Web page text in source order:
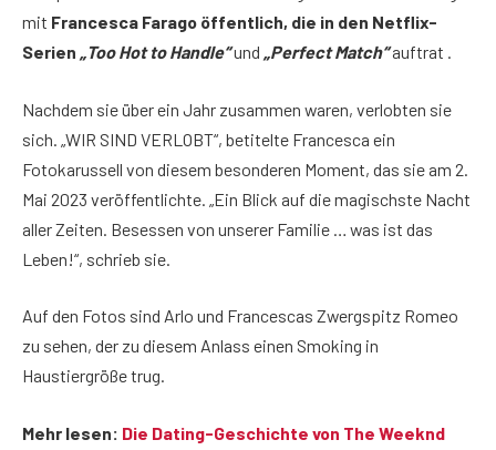
mit Francesca Farago öffentlich, die in den Netflix-
Serien „Too Hot to Handle“und „Perfect Match“auftrat .
Nachdem sie über ein Jahr zusammen waren, verlobten sie
sich. „WIR SIND VERLOBT“, betitelte Francesca ein
Fotokarussell von diesem besonderen Moment, das sie am 2.
Mai 2023 veröffentlichte. „Ein Blick auf die magischste Nacht
aller Zeiten. Besessen von unserer Familie … was ist das
Leben!“, schrieb sie.
Auf den Fotos sind Arlo und Francescas Zwergspitz Romeo
zu sehen, der zu diesem Anlass einen Smoking in
Haustiergröße trug.
Mehr lesen: Die Dating-Geschichte von The Weeknd